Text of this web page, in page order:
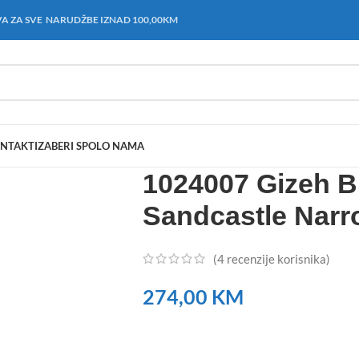
ZA SVE NARUDŽBE IZNAD 100,00KM
IZABERI SPOLO NAMA
1024007 Gizeh
Sandcastle
(4recenzije korisnika)
274,00 KM